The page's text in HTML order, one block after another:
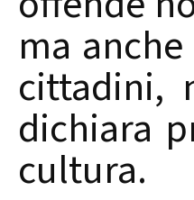
ma
cittadini,
dichiara
cultura.